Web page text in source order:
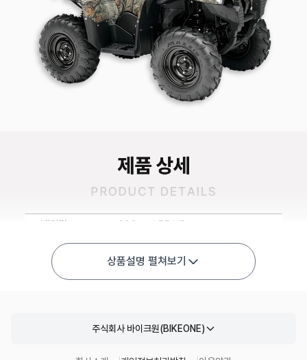
상품설명 펼쳐보기
주식회사 바이크원(BIKEONE)